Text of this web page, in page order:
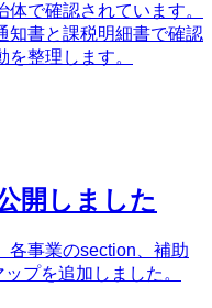
で確認されています。
知書と課税明細書で確認
整理します。
開しました
各事業のsection、補助
プを追加しました。